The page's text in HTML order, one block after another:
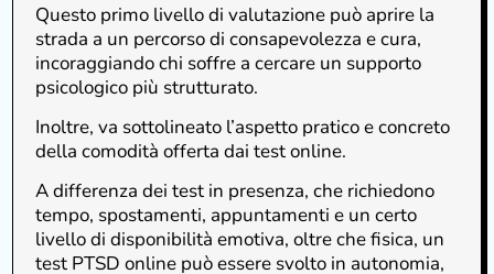
Questo primo livello di valutazione può aprire la
strada a un percorso di consapevolezza e cura,
incoraggiando chi soffre a cercare un supporto
psicologico più strutturato.
Inoltre, va sottolineato l’aspetto pratico e concreto
della comodità offerta dai test online.
A differenza dei test in presenza, che richiedono
tempo, spostamenti, appuntamenti e un certo
livello di disponibilità emotiva, oltre che fisica, un
test PTSD online può essere svolto in autonomia,